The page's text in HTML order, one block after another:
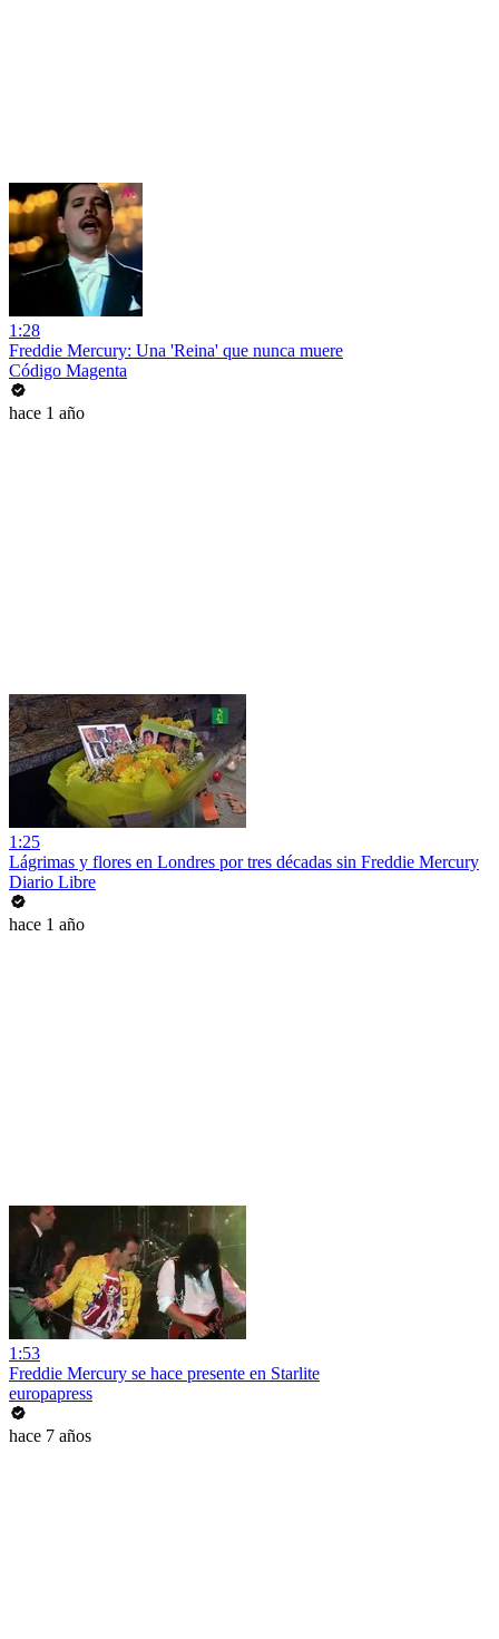
1:28
Freddie Mercury: Una 'Reina' que nunca muere
Código Magenta
hace 1 año
1:25
Lágrimas y flores en Londres por tres décadas sin Freddie Mercury
Diario Libre
hace 1 año
1:53
Freddie Mercury se hace presente en Starlite
europapress
hace 7 años